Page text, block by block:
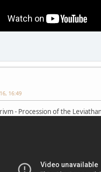
16:49
- Procession of the